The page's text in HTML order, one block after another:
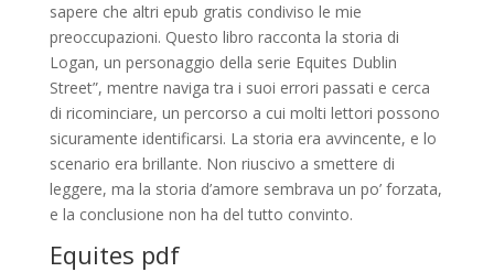
sapere che altri epub gratis condiviso le mie
preoccupazioni. Questo libro racconta la storia di
Logan, un personaggio della serie Equites Dublin
Street”, mentre naviga tra i suoi errori passati e cerca
di ricominciare, un percorso a cui molti lettori possono
sicuramente identificarsi. La storia era avvincente, e lo
scenario era brillante. Non riuscivo a smettere di
leggere, ma la storia d’amore sembrava un po’ forzata,
e la conclusione non ha del tutto convinto.
Equites pdf